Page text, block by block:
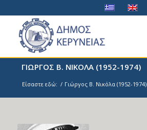
ΓΙΩΡΓΟΣ Β. ΝΙΚΟΛΑ (1952-1974)
Είσαστε εδώ: / Γιώργος Β. Νικόλα (1952-1974)